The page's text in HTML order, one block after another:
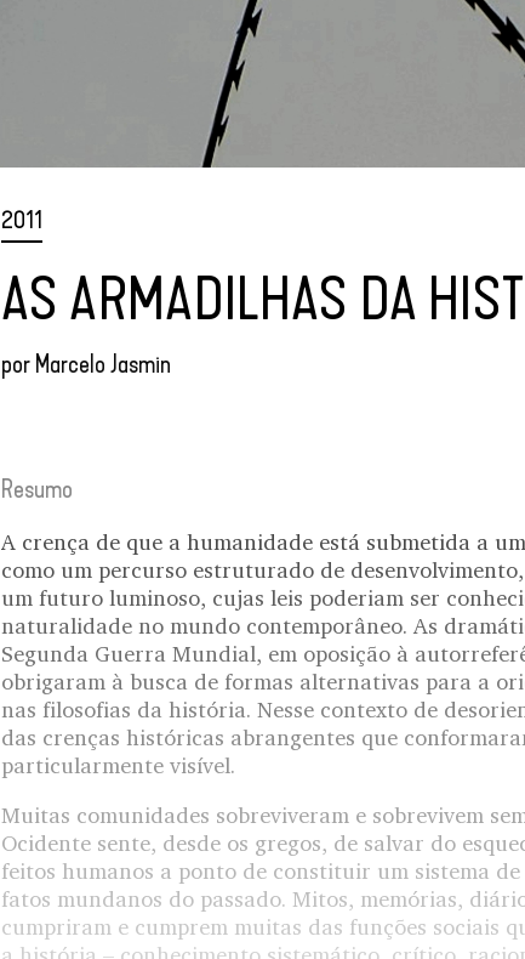
2011
AS ARMADILHAS DA
por Marcelo Jasmin
Resumo
A crença de que a humanidade está submetida a
como um percurso estruturado de
um futuro luminoso, cujas leis poderiam ser
naturalidade no mundo contemporâneo. As
Segunda Guerra Mundial, em oposição à
obrigaram à busca de formas alternativas para a
nas filosofias da história. Nesse contexto de
das crenças históricas abrangentes que
particularmente visível.
Muitas comunidades sobreviveram e sobrevivem
Ocidente sente, desde os gregos, de salvar do
feitos humanos a ponto de constituir um sistema
fatos mundanos do passado. Mitos, memórias,
cumpriram e cumprem muitas das funções sociais